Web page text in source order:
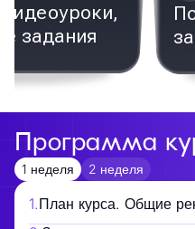
задания
Программа
1 неделя 2 неделя
1.План курса. Общие